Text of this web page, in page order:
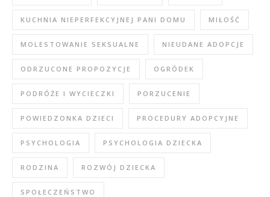
KUCHNIA NIEPERFEKCYJNEJ PANI DOMU MIŁOŚĆ
MOLESTOWANIE SEKSUALNE NIEUDANE ADOPCJE
ODRZUCONE PROPOZYCJE OGRÓDEK
PODRÓŻE I WYCIECZKI PORZUCENIE
POWIEDZONKA DZIECI PROCEDURY ADOPCYJNE
PSYCHOLOGIA PSYCHOLOGIA DZIECKA
RODZINA ROZWÓJ DZIECKA
SPOŁECZEŃSTWO